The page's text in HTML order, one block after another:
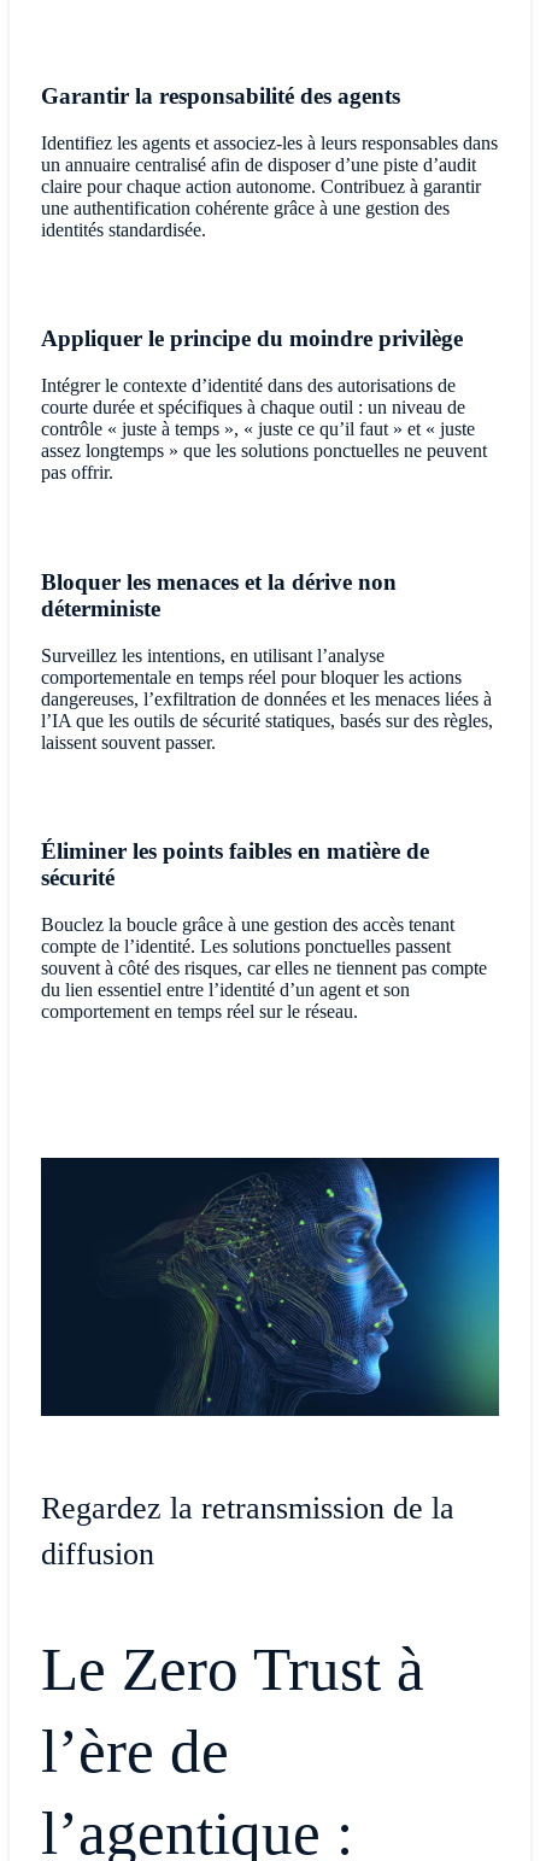
Garantir la responsabilité des agents
Identifiez les agents et associez-les à leurs responsables dans
un annuaire centralisé afin de disposer d’une piste d’audit
claire pour chaque action autonome. Contribuez à garantir
une authentification cohérente grâce à une gestion des
identités standardisée.
Appliquer le principe du moindre privilège
Intégrer le contexte d’identité dans des autorisations de
courte durée et spécifiques à chaque outil : un niveau de
contrôle « juste à temps », « juste ce qu’il faut » et « juste
assez longtemps » que les solutions ponctuelles ne peuvent
pas offrir.
Bloquer les menaces et la dérive non
déterministe
Surveillez les intentions, en utilisant l’analyse
comportementale en temps réel pour bloquer les actions
dangereuses, l’exfiltration de données et les menaces liées à
l’IA que les outils de sécurité statiques, basés sur des règles,
laissent souvent passer.
Éliminer les points faibles en matière de
sécurité
Bouclez la boucle grâce à une gestion des accès tenant
compte de l’identité. Les solutions ponctuelles passent
souvent à côté des risques, car elles ne tiennent pas compte
du lien essentiel entre l’identité d’un agent et son
comportement en temps réel sur le réseau.
Regardez la retransmission de la
diffusion
Le Zero Trust à
l’ère de
l’agentique :